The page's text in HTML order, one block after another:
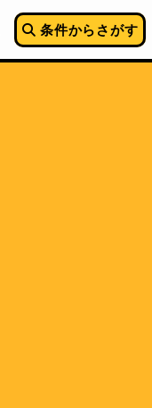
条件からさがす